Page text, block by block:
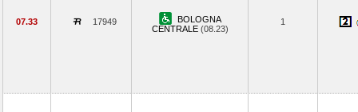
07.33 17949
BOLOGNA
CENTRALE (08.23)
1